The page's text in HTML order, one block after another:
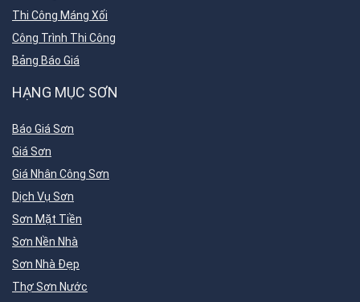
Thi Công Máng Xối
Công Trình Thi Công
Bảng Báo Giá
HẠNG MỤC SƠN
Báo Giá Sơn
Giá Sơn
Giá Nhân Công Sơn
Dịch Vụ Sơn
Sơn Mặt Tiền
Sơn Nền Nhà
Sơn Nhà Đẹp
Thợ Sơn Nước